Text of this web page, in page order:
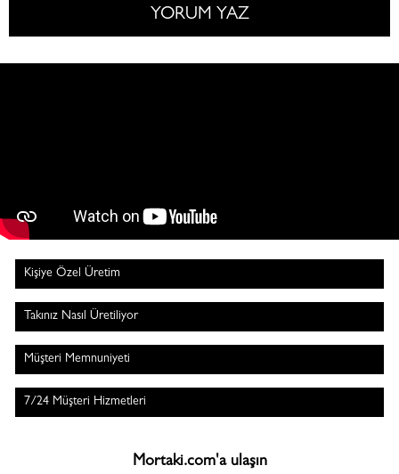
YORUM YAZ
Kişiye Özel Üretim
Takınız Nasıl Üretiliyor
Müşteri Memnuniyeti
7/24 Müşteri Hizmetleri
Mortaki.com'a ulaşın